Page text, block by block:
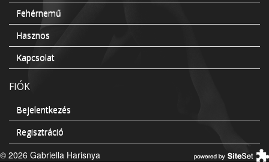
Fehérnemű
Hasznos
Kapcsolat
FIÓK
Bejelentkezés
Regisztráció
© 2026 Gabriella Harisnya